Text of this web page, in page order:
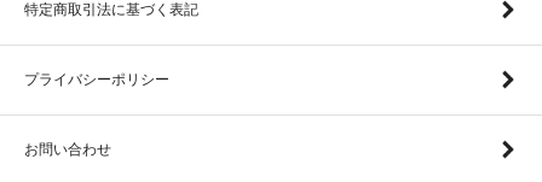
特定商取引法に基づく表記
プライバシーポリシー
お問い合わせ